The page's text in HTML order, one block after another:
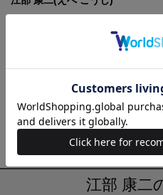
の臨床活動の中からダイエット
る「糖質制限食」の体系を確立
徒然日記」（http://
限食にまつわる情報を日々発信
法 主食を抜けば生活習慣病は防
肪がストンと落ちる食事術』（
がある。
江部 康二